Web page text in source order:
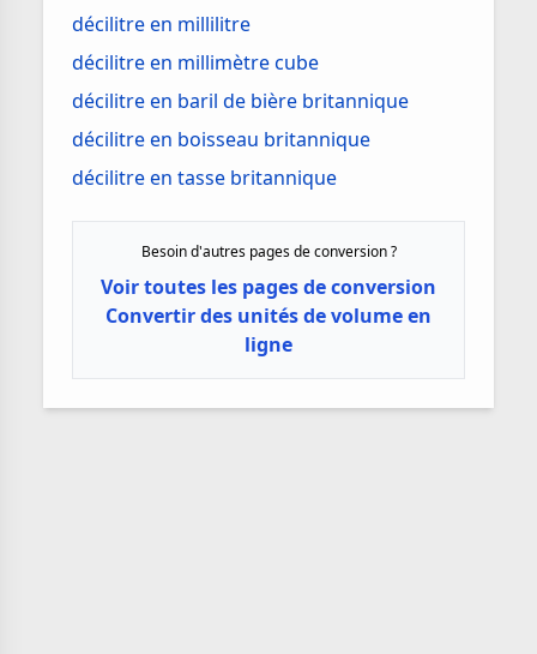
décilitre en millilitre
décilitre en millimètre cube
décilitre en baril de bière britannique
décilitre en boisseau britannique
décilitre en tasse britannique
Besoin d'autres pages de conversion ?
Voir toutes les pages de conversion
Convertir des unités de volume en
ligne